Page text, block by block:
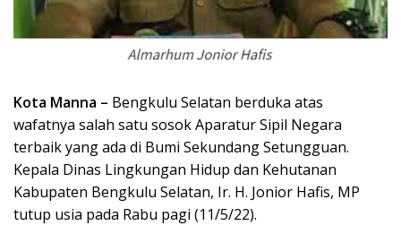
Kota Manna – Bengkulu Selatan berduka atas
wafatnya salah satu sosok Aparatur Sipil Negara
terbaik yang ada di Bumi Sekundang Setungguan.
Kepala Dinas Lingkungan Hidup dan Kehutanan
Kabupaten Bengkulu Selatan, Ir. H. Jonior Hafis, MP
tutup usia pada Rabu pagi (11/5/22).